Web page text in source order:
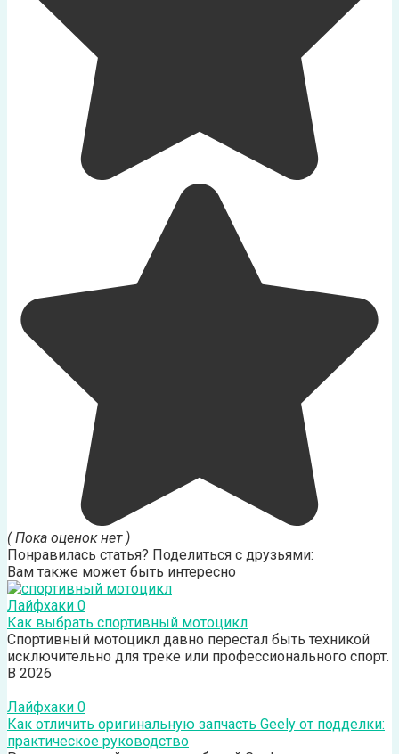
( Пока оценок нет )
Понравилась статья? Поделиться с друзьями:
Вам также может быть интересно
Лайфхаки 0
Как выбрать спортивный мотоцикл
Спортивный мотоцикл давно перестал быть техникой
исключительно для треке или профессионального спорт.
В 2026
Лайфхаки 0
Как отличить оригинальную запчасть Geely от подделки:
практическое руководство